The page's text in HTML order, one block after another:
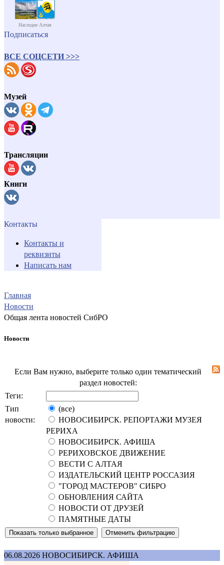
Наследие Алтая
Подписаться
ВСЕ СОЦСЕТИ >>>
Музей
Трансляции
Книги
Контакты
Контакты и
реквизиты
Написать нам
Главная
Новости
Общая лента новостей СибРО
Новости
Если Вам нужно, выберите только один тематический
раздел новостей:
Теги:
Тип
новости:
(все)
НОВОСИБИРСК. РЕПОРТАЖИ МУЗЕЯ
РЕРИХА
НОВОСИБИРСК. АФИША
РЕРИХОВСКОЕ ДВИЖЕНИЕ
ВЕСТИ С АЛТАЯ
ИЗДАТЕЛЬСКИЙ ЦЕНТР РОССАЗИЯ
"ГОРОД МАСТЕРОВ" СИБРО
ОБНОВЛЕНИЯ САЙТА
НОВОСТИ ОТ ДРУЗЕЙ
ПАМЯТНЫЕ ДАТЫ
06.08.2026 НОВОСИБИРСК. АФИША